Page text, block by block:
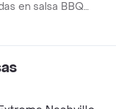
en salsa BBQ
, papas a la francesa